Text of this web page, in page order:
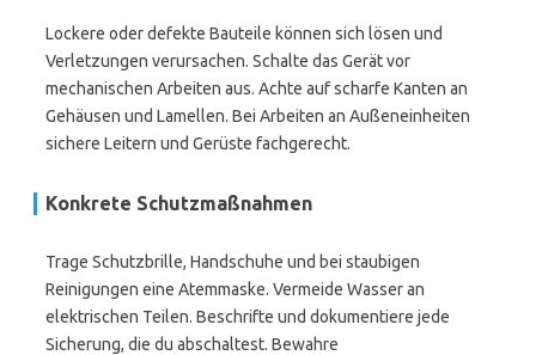
Lockere oder defekte Bauteile können sich lösen und
Verletzungen verursachen. Schalte das Gerät vor
mechanischen Arbeiten aus. Achte auf scharfe Kanten an
Gehäusen und Lamellen. Bei Arbeiten an Außeneinheiten
sichere Leitern und Gerüste fachgerecht.
Konkrete Schutzmaßnahmen
Trage Schutzbrille, Handschuhe und bei staubigen
Reinigungen eine Atemmaske. Vermeide Wasser an
elektrischen Teilen. Beschrifte und dokumentiere jede
Sicherung, die du abschaltest. Bewahre